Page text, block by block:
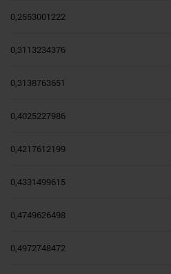
0,2553001222
0,3113234376
0,3138763651
0,4025227986
0,4217612199
0,4331499615
0,4749626498
0,4972748472